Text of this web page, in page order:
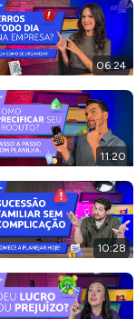
06:24
11:20
10:28